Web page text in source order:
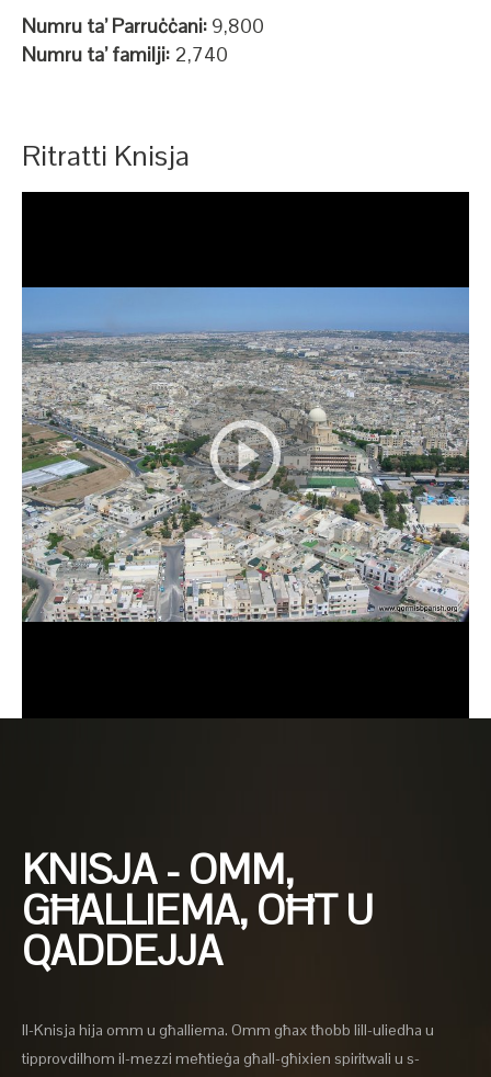
Numru ta’ Parruċċani: 9,800
Numru ta’ familji: 2,740
Ritratti Knisja
KNISJA - OMM,
GĦALLIEMA, OĦT U
QADDEJJA
Il-Knisja hija omm u għalliema. Omm għax tħobb lill-uliedha u
tipprovdilhom il-mezzi meħtieġa għall-għixien spiritwali u s-